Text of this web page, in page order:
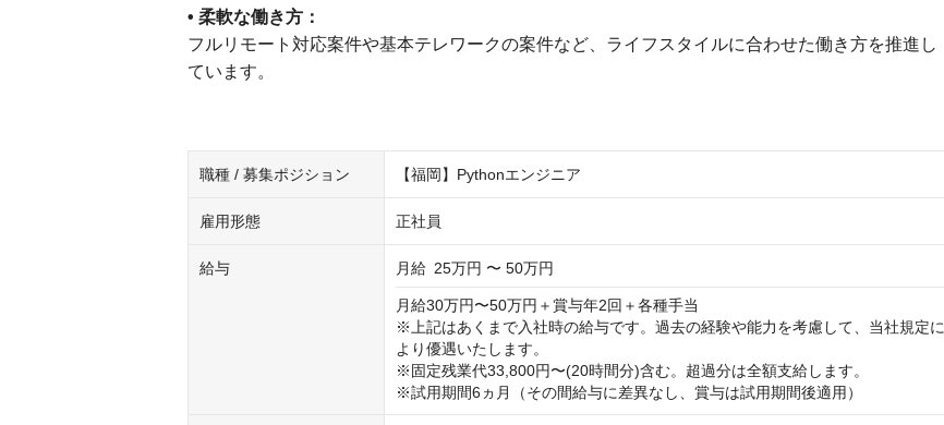
• 柔軟な働き方：
フルリモート対応案件や基本テレワークの案件など、ライフスタイルに合わせた働き方を推進し
ています。
職種 / 募集ポジション 【福岡】Pythonエンジニア
雇用形態 正社員
給与 月給 25万円 〜 50万円
月給30万円〜50万円＋賞与年2回＋各種手当
※上記はあくまで入社時の給与です。過去の経験や能力を考慮して、当社規定に
より優遇いたします。
※固定残業代33,800円〜(20時間分)含む。超過分は全額支給します。
※試用期間6ヵ月（その間給与に差異なし、賞与は試用期間後適用）